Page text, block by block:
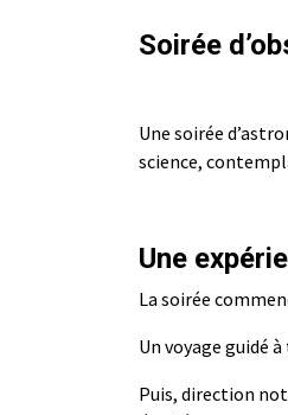
Soirée
Une soirée
science,
Une
La soirée
Un voyage guidé
Puis, direction